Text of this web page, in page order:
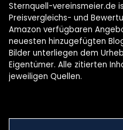
Sternquell-vereinsmeier.de
Preisvergleichs- und
Amazon verfügbaren
neuesten hinzugefügten
Bilder unterliegen dem
Eigentümer. Alle zitierten
jeweiligen Quellen.